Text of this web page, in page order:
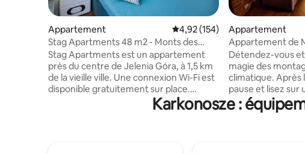
Appartement Évaluation moyenne sur la
4,92 (154)
Stag Apartments 48 m2 - Monts des
Géants
Stag Apartments est un appartement
près du centre de Jelenia Góra, à 1,5 km
de la vieille ville. Une connexion Wi-Fi est
disponible gratuitement sur place.
L'appartement dispose également d'une
chambre, ainsi que d'un salon avec une
Appartement
Appartement de
Détendez-vous
magie des
climatique. Après
pause et lisez
spacieux rempli
vous à côté de la
Karkonosze :